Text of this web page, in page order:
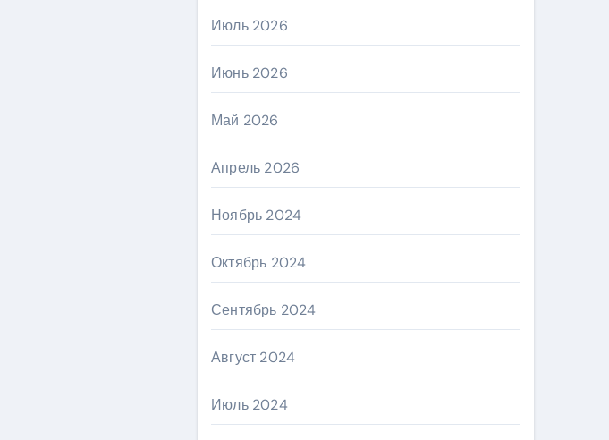
Июль 2026
Июнь 2026
Май 2026
Апрель 2026
Ноябрь 2024
Октябрь 2024
Сентябрь 2024
Август 2024
Июль 2024